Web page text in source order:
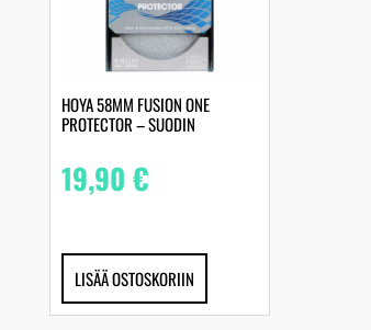
HOYA 58MM FUSION ONE
PROTECTOR – SUODIN
19,90 €
LISÄÄ OSTOSKORIIN